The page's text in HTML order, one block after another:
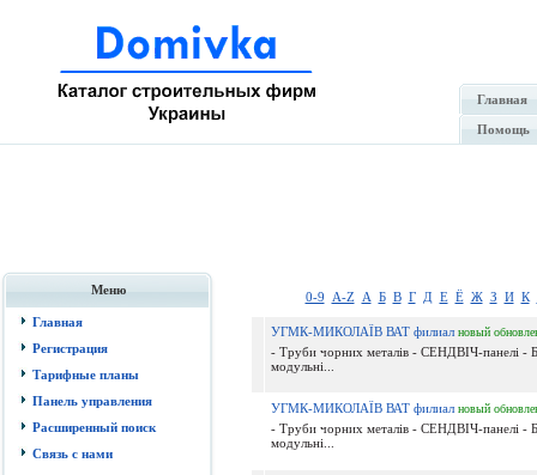
Главная
Помощь
Меню
Главная
Регистрация
Тарифные планы
Панель управления
Расширенный поиск
Связь с нами
0-9 A-Z А Б В Г Д Е Ё Ж З И К
УГМК-МИКОЛАЇВ ВАТ филиал новый
- Труби чорних металів - СЕНДВІЧ-панелі -
модульні...
УГМК-МИКОЛАЇВ ВАТ филиал новый
- Труби чорних металів - СЕНДВІЧ-панелі -
модульні...